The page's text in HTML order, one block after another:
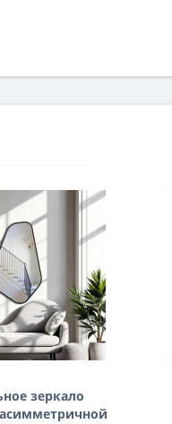
зеркало